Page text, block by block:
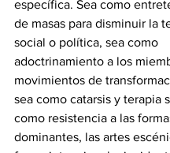
específica. Sea como
de masas para disminuir la
social o política, sea como
adoctrinamiento a los
movimientos de
sea como catarsis y terapia
como resistencia a las
dominantes, las artes